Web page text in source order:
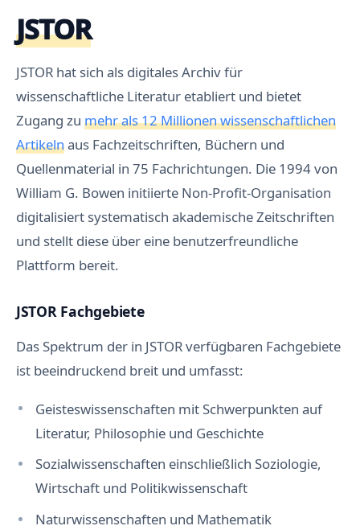
JSTOR
JSTOR hat sich als digitales Archiv für
wissenschaftliche Literatur etabliert und bietet
Zugang zu mehr als 12 Millionen wissenschaftlichen
Artikelnaus Fachzeitschriften, Büchern und
Quellenmaterial in 75 Fachrichtungen. Die 1994 von
William G. Bowen initiierte Non-Profit-Organisation
digitalisiert systematisch akademische Zeitschriften
und stellt diese über eine benutzerfreundliche
Plattform bereit.
JSTOR Fachgebiete
Das Spektrum der in JSTOR verfügbaren Fachgebiete
ist beeindruckend breit und umfasst:
Geisteswissenschaften mit Schwerpunkten auf
Literatur, Philosophie und Geschichte
Sozialwissenschaften einschließlich Soziologie,
Wirtschaft und Politikwissenschaft
Naturwissenschaften und Mathematik